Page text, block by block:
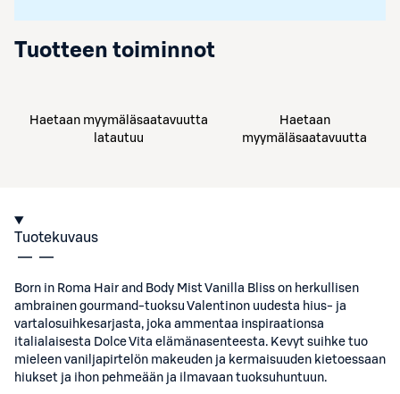
Tuotteen toiminnot
Haetaan myymäläsaatavuutta
latautuu
Haetaan
myymäläsaatavuutta
Tuotekuvaus
Born in Roma Hair and Body Mist Vanilla Bliss on herkullisen
ambrainen gourmand-tuoksu Valentinon uudesta hius- ja
vartalosuihkesarjasta, joka ammentaa inspiraationsa
italialaisesta Dolce Vita elämänasenteesta. Kevyt suihke tuo
mieleen vaniljapirtelön makeuden ja kermaisuuden kietoessaan
hiukset ja ihon pehmeään ja ilmavaan tuoksuhuntuun.